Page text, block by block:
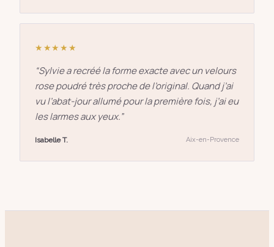
★★★★★
“Sylvie a recréé la forme exacte avec un velours
rose poudré très proche de l’original. Quand j’ai
vu l’abat-jour allumé pour la première fois, j’ai eu
les larmes aux yeux.”
Isabelle T. Aix-en-Provence